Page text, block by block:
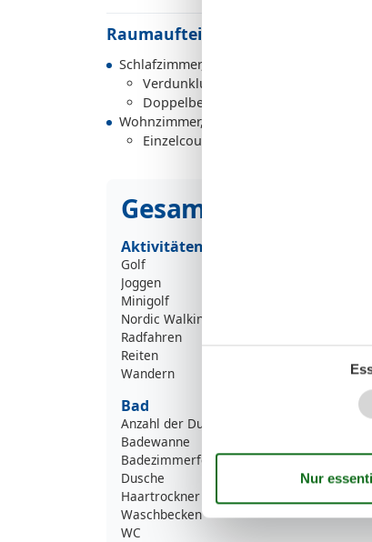
Raumaufteilung
Schlafzimmer, 2 Personen
Verdunklungsvorhänge,
Doppelbett
Wohnzimmer, 1 Person
Einzelcouch
Gesamte
Aktivitäten
Golf
Joggen
Minigolf
Nordic Walking
Radfahren
Reiten
Wandern
Bad
Anzahl der Duschen
Badewanne
Badezimmerfenster
Dusche
Haartrockner
Waschbecken
WC